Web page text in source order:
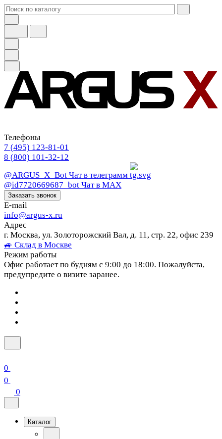
Телефоны
7 (495) 123-81-01
8 (800) 101-32-12
@ARGUS_X_Bot Чат в телеграмм
@id7720669687_bot Чат в МАХ
Заказать звонок
E-mail
info@argus-x.ru
Адрес
г. Москва, ул. Золоторожский Вал, д. 11, стр. 22, офис 239
🚙 Склад в Москве
Режим работы
Офис работает по будням с 9:00 до 18:00. Пожалуйста,
предупредите о визите заранее.
0
0
0
Каталог